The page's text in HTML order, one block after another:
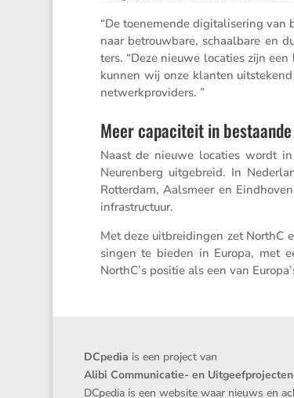
“De toene­mende digita­li­se­ring van
naar betrouw­bare, schaal­bare en
ters. “Deze nieuwe locaties zijn
kunnen wij onze klanten
netwerkproviders. ”
Meer capaciteit in
Naast de nieuwe locaties wordt
Neuren­berg uitge­breid. In
Rotterdam, Aalsmeer en
infrastructuur.
Met deze uitbrei­dingen zet NorthC
singen te bieden in Europa, met
NorthC’s positie als een van
DCpedia is een project van
Alibi Communicatie- en
DCpedia is een website waar nieuws en